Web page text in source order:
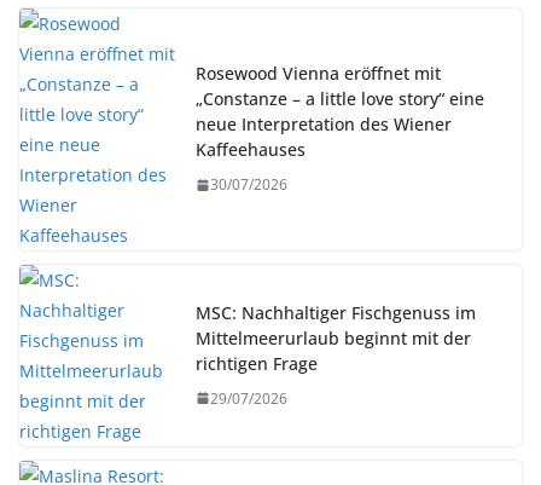
Rosewood Vienna eröffnet mit
„Constanze – a little love story“ eine
neue Interpretation des Wiener
Kaffeehauses
30/07/2026
MSC: Nachhaltiger Fischgenuss im
Mittelmeerurlaub beginnt mit der
richtigen Frage
29/07/2026